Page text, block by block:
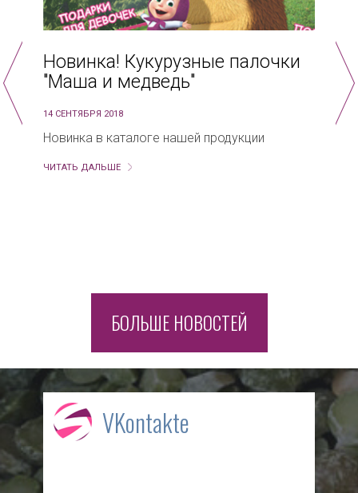
Новинка! Кукурузные палочки
"Маша и медведь"
14 СЕНТЯБРЯ 2018
Новинка в каталоге нашей продукции
ЧИТАТЬ ДАЛЬШЕ
БОЛЬШЕ НОВОСТЕЙ
VKontakte